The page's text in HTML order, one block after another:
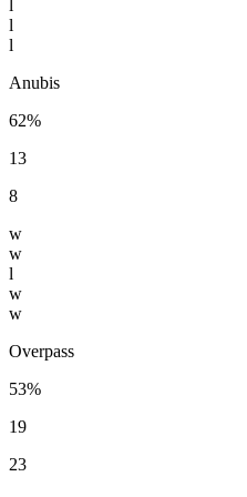
l
l
Anubis
62%
13
8
w
w
l
w
w
Overpass
53%
19
23